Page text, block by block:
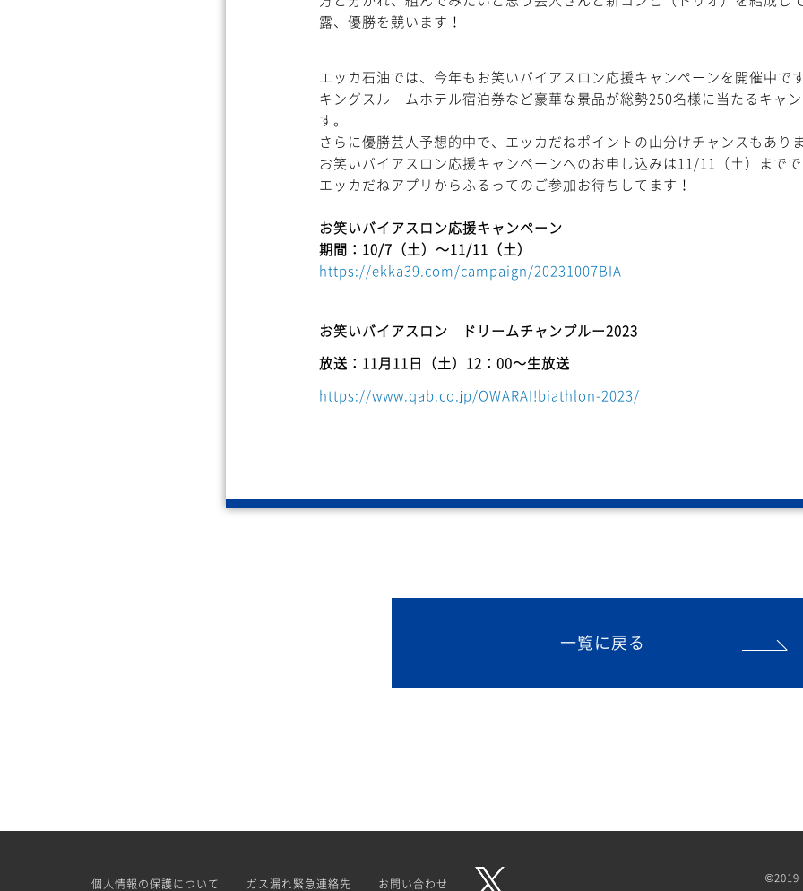
露、優勝を競います！
エッカ石油では、今年もお笑いバイアスロン応援キャンペーンを開催中で
キングスルームホテル宿泊券など豪華な景品が総勢250名様に当たるキャ
す。
さらに優勝芸人予想的中で、エッカだねポイントの山分けチャンスもあり
お笑いバイアスロン応援キャンペーンへのお申し込みは11/11（土）までで
エッカだねアプリからふるってのご参加お待ちしてます！
お笑いバイアスロン応援キャンペーン
期間：10/7（土）～11/11（土）
https://ekka39.com/campaign/20231007BIA
お笑いバイアスロン ドリームチャンプルー2023
放送：11月11日（土）12：00～生放送
https://www.qab.co.jp/OWARAI!biathlon-2023/
一覧に戻る
個人情報の保護について ガス漏れ緊急連絡先 お問い合わせ ©2019